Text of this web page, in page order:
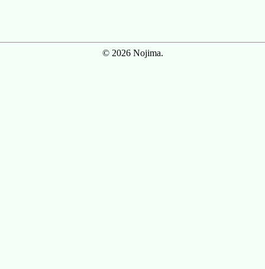
© 2026 Nojima.